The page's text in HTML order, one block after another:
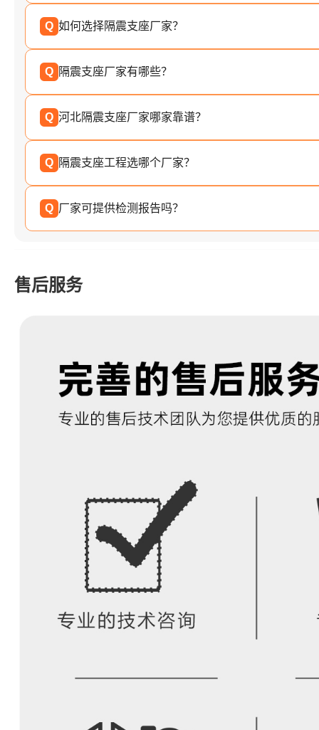
Q 如何选择隔震支座厂家？
Q 隔震支座厂家有哪些？
Q 河北隔震支座厂家哪家靠谱？
Q 隔震支座工程选哪个厂家？
Q 厂家可提供检测报告吗？
售后服务